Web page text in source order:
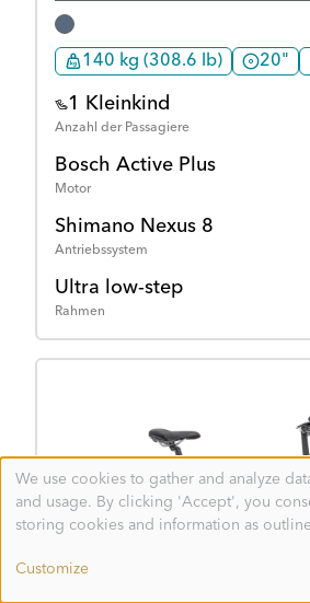
140 kg (308.6 lb) 20"
1 Kleinkind
Anzahl der Passagiere
Bosch Active Plus
Motor
Shimano Nexus 8
Antriebssystem
Ultra low-step
Rahmen
Use
of
personal
and
We use cookies to gather and analyze
and usage. By clicking 'Accept', you
storing cookies and information as
Customize